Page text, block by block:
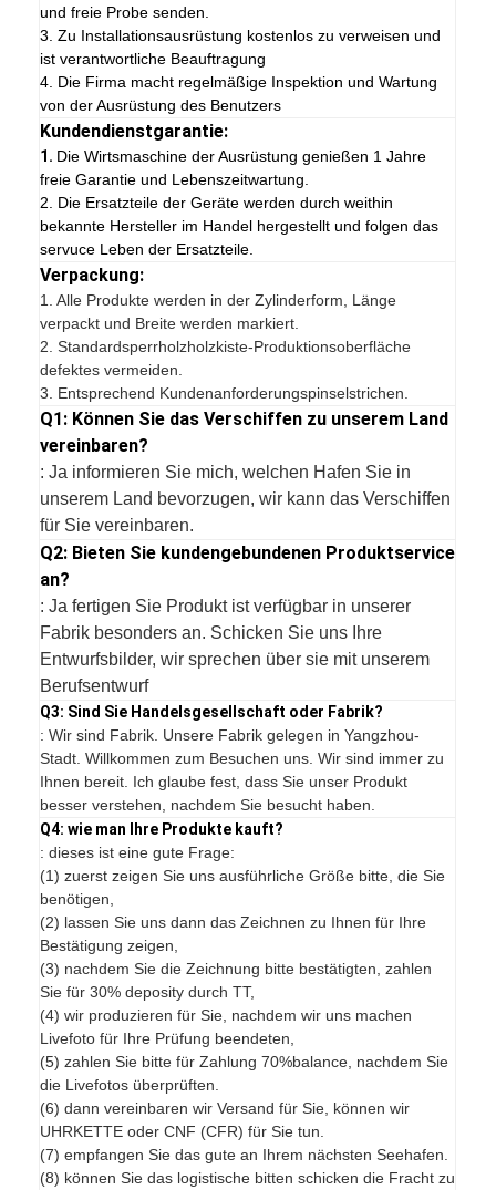
und freie Probe senden.
3. Zu Installationsausrüstung kostenlos zu verweisen und
ist verantwortliche Beauftragung
4. Die Firma macht regelmäßige Inspektion und Wartung
von der Ausrüstung des Benutzers
Kundendienstgarantie:
1. Die Wirtsmaschine der Ausrüstung genießen 1 Jahre
freie Garantie und Lebenszeitwartung.
2. Die Ersatzteile der Geräte werden durch weithin
bekannte Hersteller im Handel hergestellt und folgen das
servuce Leben der Ersatzteile.
Verpackung:
1.Alle Produkte werden in der Zylinderform, Länge
verpackt und Breite werden markiert.
2. Standardsperrholzholzkiste-Produktionsoberfläche
defektes vermeiden.
3. Entsprechend Kundenanforderungspinselstrichen.
Q1: Können Sie das Verschiffen zu unserem Land
vereinbaren?
: Ja informieren Sie mich, welchen Hafen Sie in
unserem Land bevorzugen, wir kann das Verschiffen
für Sie vereinbaren.
Q2: Bieten Sie kundengebundenen Produktservice
an?
: Ja fertigen Sie Produkt ist verfügbar in unserer
Fabrik besonders an. Schicken Sie uns Ihre
Entwurfsbilder, wir sprechen über sie mit unserem
Berufsentwurf
Q3: Sind Sie Handelsgesellschaft oder Fabrik?
: Wir sind Fabrik. Unsere Fabrik gelegen in Yangzhou-
Stadt. Willkommen zum Besuchen uns. Wir sind immer zu
Ihnen bereit. Ich glaube fest, dass Sie unser Produkt
besser verstehen, nachdem Sie besucht haben.
Q4: wie man Ihre Produkte kauft?
: dieses ist eine gute Frage:
(1) zuerst zeigen Sie uns ausführliche Größe bitte, die Sie
benötigen,
(2) lassen Sie uns dann das Zeichnen zu Ihnen für Ihre
Bestätigung zeigen,
(3) nachdem Sie die Zeichnung bitte bestätigten, zahlen
Sie für 30% deposity durch TT,
(4) wir produzieren für Sie, nachdem wir uns machen
Livefoto für Ihre Prüfung beendeten,
(5) zahlen Sie bitte für Zahlung 70%balance, nachdem Sie
die Livefotos überprüften.
(6) dann vereinbaren wir Versand für Sie, können wir
UHRKETTE oder CNF (CFR) für Sie tun.
(7) empfangen Sie das gute an Ihrem nächsten Seehafen.
(8) können Sie das logistische bitten schicken die Fracht zu